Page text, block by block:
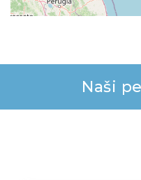
Naši